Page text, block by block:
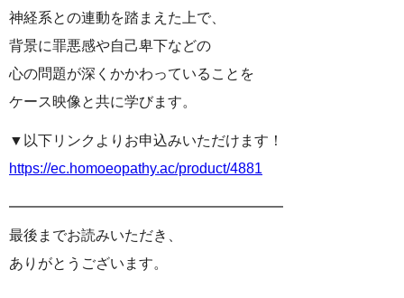
神経系との連動を踏まえた上で、
背景に罪悪感や自己卑下などの
心の問題が深くかかわっていることを
ケース映像と共に学びます。
▼以下リンクよりお申込みいただけます！
https://ec.homoeopathy.ac/product/4881
━━━━━━━━━━━━━━━━━━━
最後までお読みいただき、
ありがとうございます。